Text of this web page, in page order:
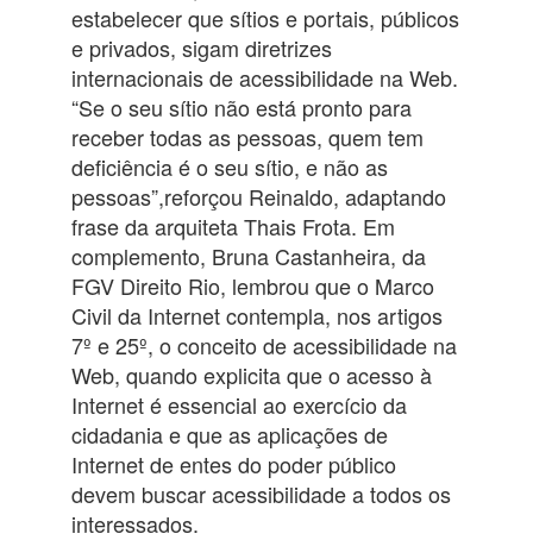
estabelecer que sítios e portais, públicos
e privados, sigam diretrizes
internacionais de acessibilidade na Web.
“Se o seu sítio não está pronto para
receber todas as pessoas, quem tem
deficiência é o seu sítio, e não as
pessoas”,reforçou Reinaldo, adaptando
frase da arquiteta Thais Frota. Em
complemento, Bruna Castanheira, da
FGV Direito Rio, lembrou que o Marco
Civil da Internet contempla, nos artigos
7º e 25º, o conceito de acessibilidade na
Web, quando explicita que o acesso à
Internet é essencial ao exercício da
cidadania e que as aplicações de
Internet de entes do poder público
devem buscar acessibilidade a todos os
interessados.